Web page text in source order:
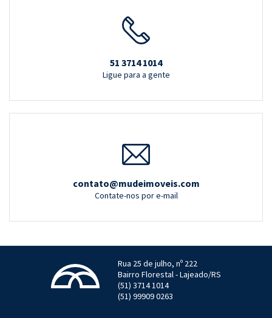
51 3714 1014
Ligue para a gente
contato@mudeimoveis.com
Contate-nos por e-mail
Rua 25 de julho, nº 222
Bairro Florestal - Lajeado/RS
(51) 3714 1014
(51) 99909 0263